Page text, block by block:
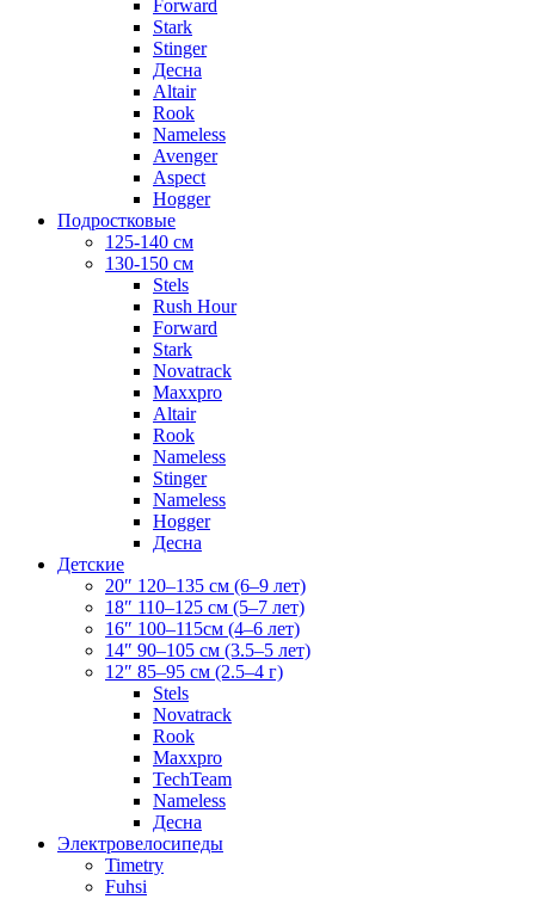
Forward
Stark
Stinger
Десна
Altair
Rook
Nameless
Avenger
Aspect
Hogger
Подростковые
125-140 см
130-150 см
Stels
Rush Hour
Forward
Stark
Novatrack
Maxxpro
Altair
Rook
Nameless
Stinger
Nameless
Hogger
Десна
Детские
20″ 120–135 см (6–9 лет)
18″ 110–125 см (5–7 лет)
16″ 100–115см (4–6 лет)
14″ 90–105 см (3.5–5 лет)
12″ 85–95 см (2.5–4 г)
Stels
Novatrack
Rook
Maxxpro
TechTeam
Nameless
Десна
Электровелосипеды
Timetry
Fuhsi